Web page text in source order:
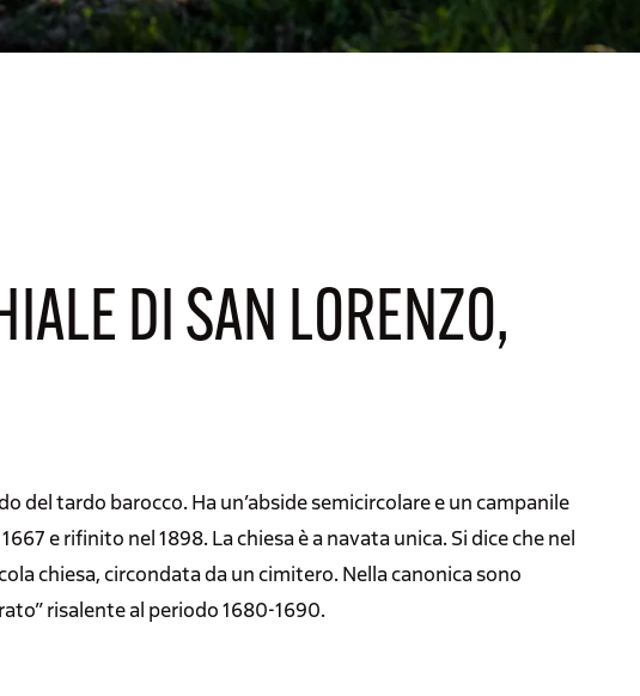
DI SAN LORENZO,
del tardo barocco. Ha un’abside semicircolare e un campanile
e rifinito nel 1898. La chiesa è a navata unica. Si dice che nel
chiesa, circondata da un cimitero. Nella canonica sono
risalente al periodo 1680-1690.